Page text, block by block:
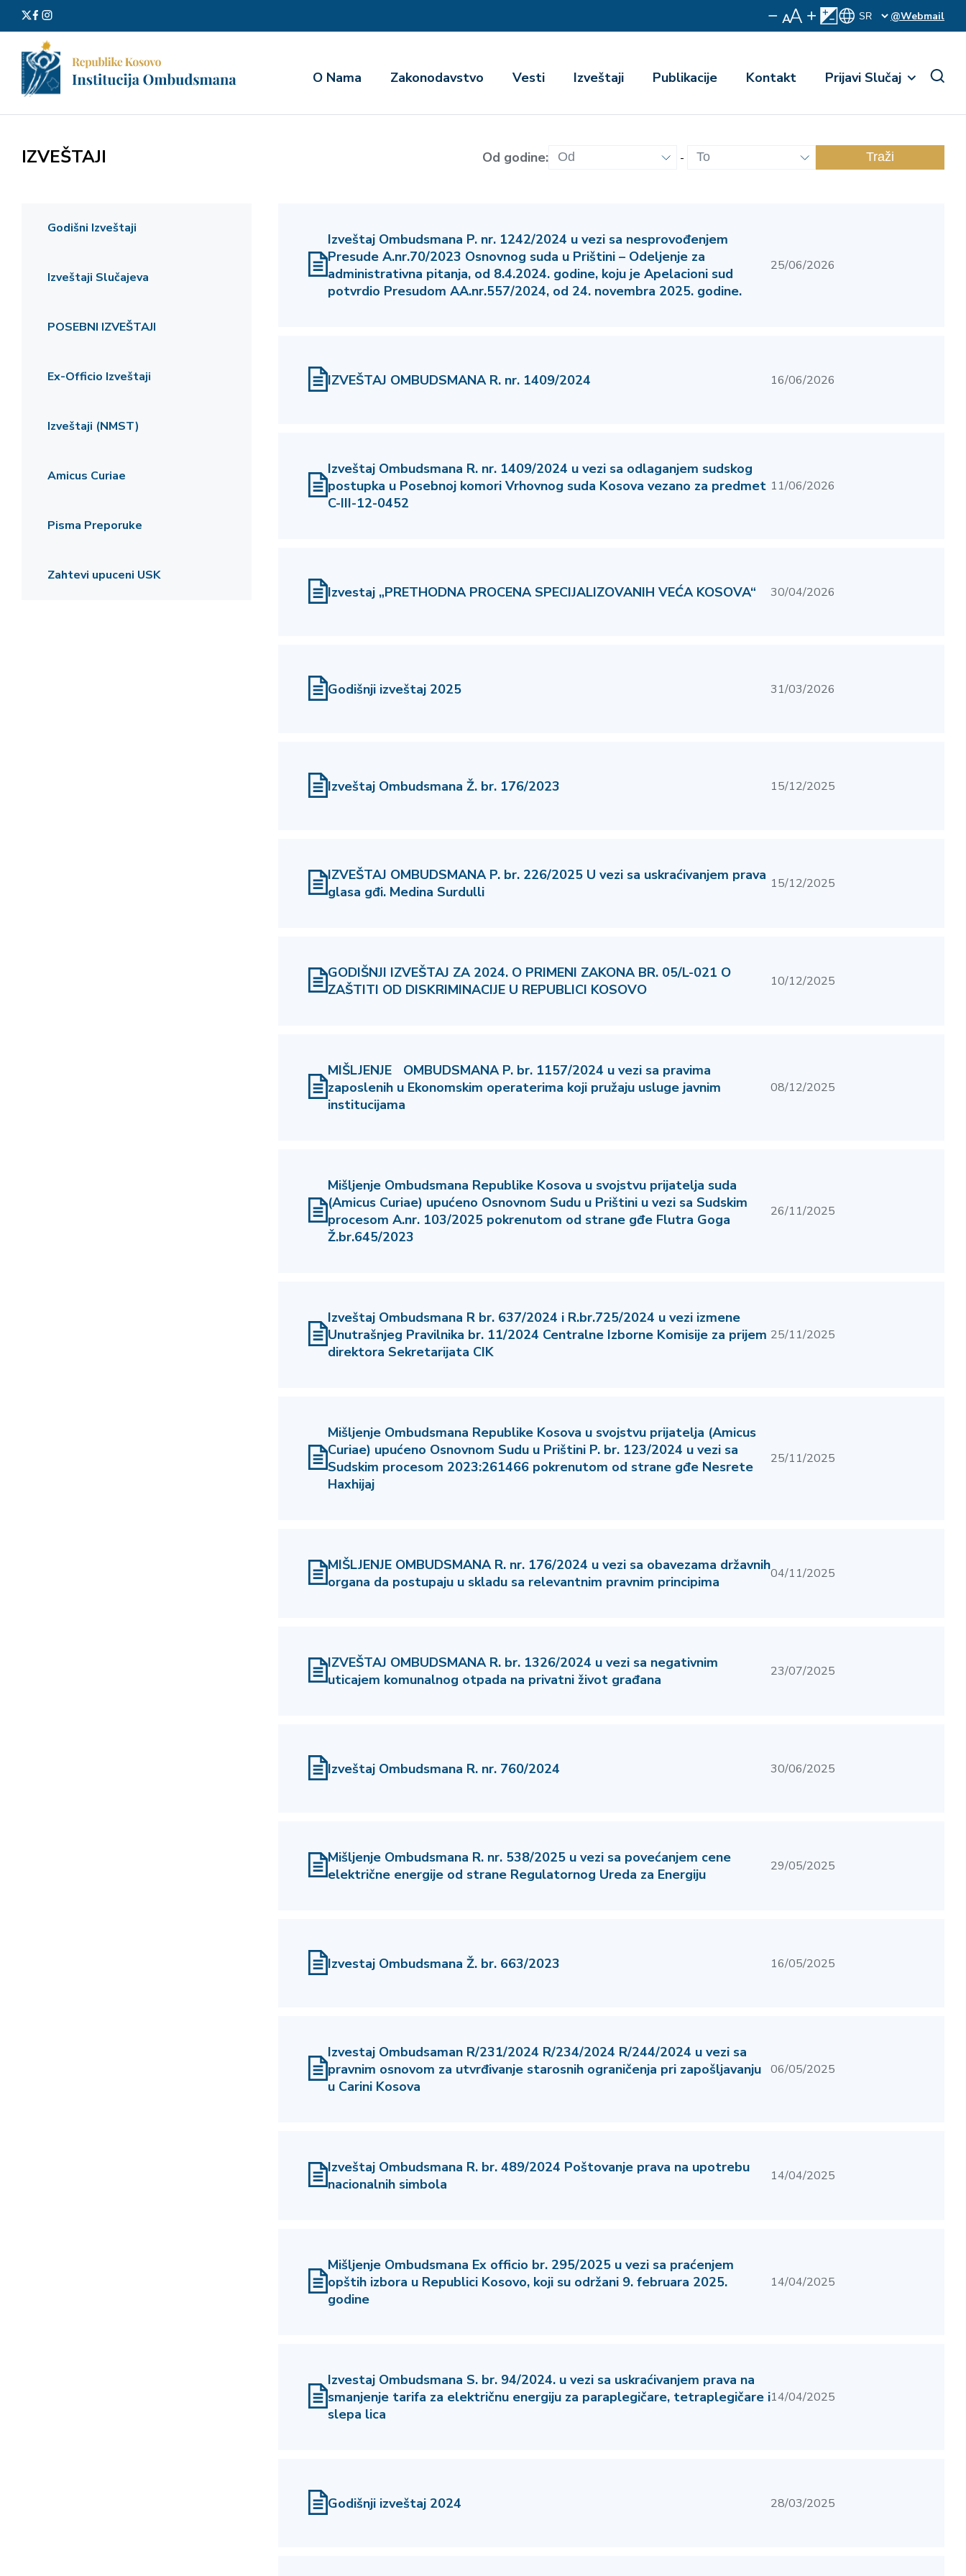
@Webmail
О Nama Zakonodavstvo Vesti Izveštaji Publikacije Kontakt Prijavi Slučaj
IZVEŠTAJI Od godine: - Traži
Godišni Izveštaji
Izveštaji Slučajeva
POSEBNI IZVEŠTAJI
Ex-Officio Izveštaji
Izveštaji (NMST)
Amicus Curiae
Pisma Preporuke
Zahtevi upuceni USK
Izveštaj Ombudsmana P. nr. 1242/2024 u vezi sa nesprovođenjem
Presude A.nr.70/2023 Osnovnog suda u Prištini – Odeljenje za
administrativna pitanja, od 8.4.2024. godine, koju je Apelacioni sud
potvrdio Presudom AA.nr.557/2024, od 24. novembra 2025. godine.
25/06/2026
IZVEŠTAJ OMBUDSMANA R. nr. 1409/2024 16/06/2026
Izveštaj Ombudsmana R. nr. 1409/2024 u vezi sa odlaganjem sudskog
postupka u Posebnoj komori Vrhovnog suda Kosova vezano za predmet
C-III-12-0452
11/06/2026
Izvestaj „PRETHODNA PROCENA SPECIJALIZOVANIH VEĆA KOSOVA“ 30/04/2026
Godišnji izveštaj 2025 31/03/2026
Izveštaj Ombudsmana Ž. br. 176/2023 15/12/2025
IZVEŠTAJ OMBUDSMANA P. br. 226/2025 U vezi sa uskraćivanjem prava
glasa gđi. Medina Surdulli
15/12/2025
GODIŠNJI IZVEŠTAJ ZA 2024. O PRIMENI ZAKONA BR. 05/L-021 O
ZAŠTITI OD DISKRIMINACIJE U REPUBLICI KOSOVO
10/12/2025
MIŠLJENJE OMBUDSMANA P. br. 1157/2024 u vezi sa pravima
zaposlenih u Ekonomskim operaterima koji pružaju usluge javnim
institucijama
08/12/2025
Mišljenje Ombudsmana Republike Kosova u svojstvu prijatelja suda
(Amicus Curiae) upućeno Osnovnom Sudu u Prištini u vezi sa Sudskim
procesom A.nr. 103/2025 pokrenutom od strane gđe Flutra Goga
Ž.br.645/2023
26/11/2025
Izveštaj Ombudsmana R br. 637/2024 i R.br.725/2024 u vezi izmene
Unutrašnjeg Pravilnika br. 11/2024 Centralne Izborne Komisije za prijem
direktora Sekretarijata CIK
25/11/2025
Mišljenje Ombudsmana Republike Kosova u svojstvu prijatelja (Amicus
Curiae) upućeno Osnovnom Sudu u Prištini P. br. 123/2024 u vezi sa
Sudskim procesom 2023:261466 pokrenutom od strane gđe Nesrete
Haxhijaj
25/11/2025
MIŠLJENJE OMBUDSMANA R. nr. 176/2024 u vezi sa obavezama državnih
organa da postupaju u skladu sa relevantnim pravnim principima
04/11/2025
IZVEŠTAJ OMBUDSMANA R. br. 1326/2024 u vezi sa negativnim
uticajem komunalnog otpada na privatni život građana
23/07/2025
Izveštaj Ombudsmana R. nr. 760/2024 30/06/2025
Mišljenje Ombudsmana R. nr. 538/2025 u vezi sa povećanjem cene
električne energije od strane Regulatornog Ureda za Energiju
29/05/2025
Izvestaj Ombudsmana Ž. br. 663/2023 16/05/2025
Izvestaj Ombudsaman R/231/2024 R/234/2024 R/244/2024 u vezi sa
pravnim osnovom za utvrđivanje starosnih ograničenja pri zapošljavanju
u Carini Kosova
06/05/2025
Izveštaj Ombudsmana R. br. 489/2024 Poštovanje prava na upotrebu
nacionalnih simbola
14/04/2025
Mišljenje Ombudsmana Ex officio br. 295/2025 u vezi sa praćenjem
opštih izbora u Republici Kosovo, koji su održani 9. februara 2025.
godine
14/04/2025
Izvestaj Ombudsmana S. br. 94/2024. u vezi sa uskraćivanjem prava na
smanjenje tarifa za električnu energiju za paraplegičare, tetraplegičare i
slepa lica
14/04/2025
Godišnji izveštaj 2024 28/03/2025